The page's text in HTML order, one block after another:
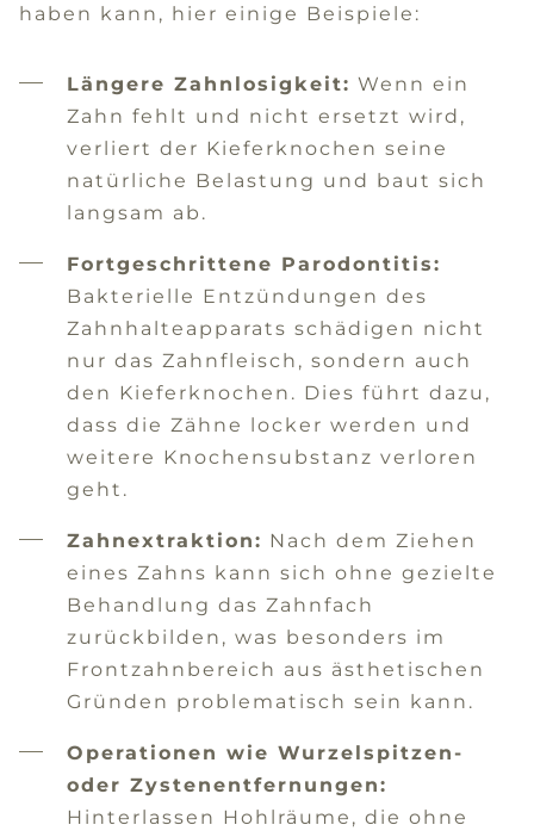
haben kann, hier einige Beispiele:
Längere Zahnlosigkeit: Wenn ein
Zahn fehlt und nicht ersetzt wird,
verliert der Kieferknochen seine
natürliche Belastung und baut sich
langsam ab.
Fortgeschrittene Parodontitis:
Bakterielle Entzündungen des
Zahnhalteapparats schädigen nicht
nur das Zahnfleisch, sondern auch
den Kieferknochen. Dies führt dazu,
dass die Zähne locker werden und
weitere Knochensubstanz verloren
geht.
Zahnextraktion: Nach dem Ziehen
eines Zahns kann sich ohne gezielte
Behandlung das Zahnfach
zurückbilden, was besonders im
Frontzahnbereich aus ästhetischen
Gründen problematisch sein kann.
Operationen wie Wurzelspitzen-
oder Zystenentfernungen:
Hinterlassen Hohlräume, die ohne